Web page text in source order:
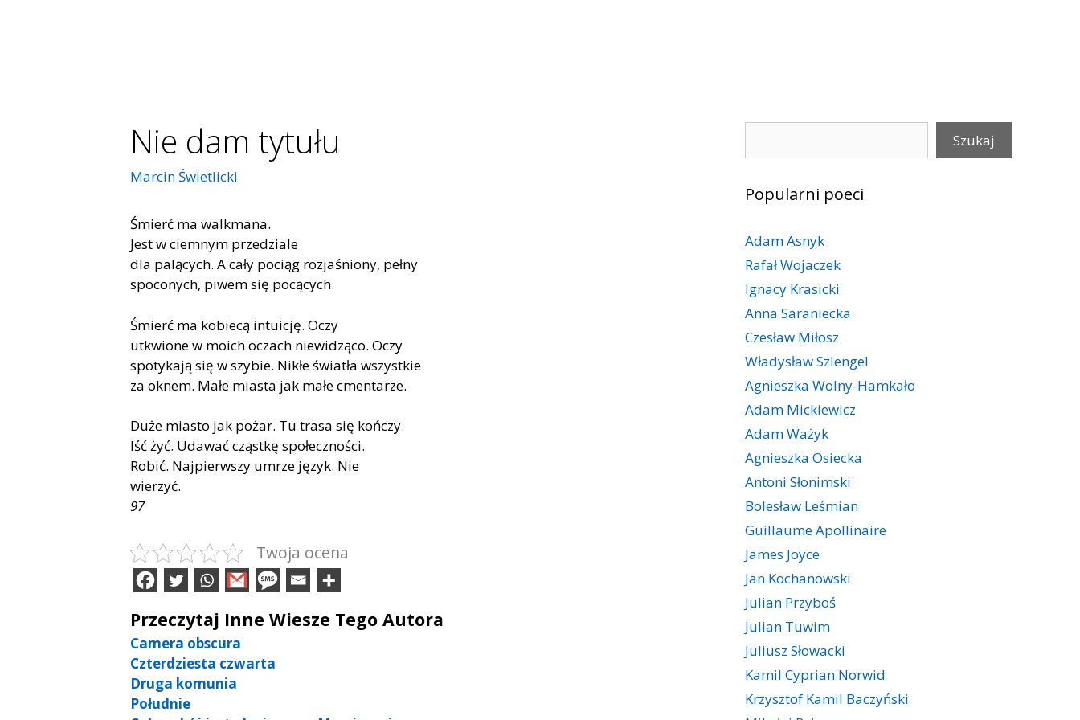
Nie dam tytułu
Marcin Świetlicki
Śmierć ma walkmana.
Jest w ciemnym przedziale
dla palących. A cały pociąg rozjaśniony, pełny
spoconych, piwem się pocących.
Śmierć ma kobiecą intuicję. Oczy
utkwione w moich oczach niewidząco. Oczy
spotykają się w szybie. Nikłe światła wszystkie
za oknem. Małe miasta jak małe cmentarze.
Duże miasto jak pożar. Tu trasa się kończy.
Iść żyć. Udawać cząstkę społeczności.
Robić. Najpierwszy umrze język. Nie
wierzyć.
97
Twoja ocena
Przeczytaj Inne Wiesze Tego Autora
Camera obscura
Czterdziesta czwarta
Druga komunia
Południe
Szukaj
Popularni poeci
Adam Asnyk
Rafał Wojaczek
Ignacy Krasicki
Anna Saraniecka
Czesław Miłosz
Władysław Szlengel
Agnieszka Wolny-Hamkało
Adam Mickiewicz
Adam Ważyk
Agnieszka Osiecka
Antoni Słonimski
Bolesław Leśmian
Guillaume Apollinaire
James Joyce
Jan Kochanowski
Julian Przyboś
Julian Tuwim
Juliusz Słowacki
Kamil Cyprian Norwid
Krzysztof Kamil Baczyński